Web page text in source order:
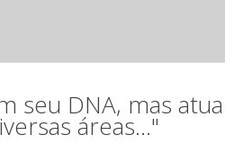
seu DNA, mas atua
áreas..."